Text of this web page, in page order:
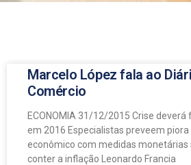
Marcelo López fala ao
Comércio
ECONOMIA 31/12/2015 Crise
em 2016 Especialistas preveem piora
econômico com medidas monetárias
conter a inflação Leonardo Francia